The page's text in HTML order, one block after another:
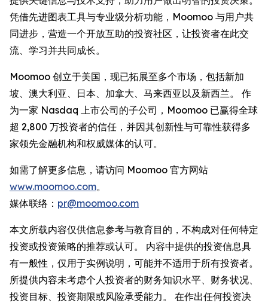
凭借先进图表工具与专业级分析功能，Moomoo 与用户共
同进步，营造一个开放互助的投资社区，让投资者在此交
流、学习并共同成长。
Moomoo 创立于美国，现已拓展至多个市场，包括新加
坡、澳大利亚、日本、加拿大、马来西亚以及新西兰。 作
为一家 Nasdaq 上市公司的子公司，Moomoo 已赢得全球
超 2,800 万投资者的信任，并因其创新性与可靠性获得多
家领先金融机构和权威媒体的认可。
如需了解更多信息，请访问 Moomoo 官方网站
www.moomoo.com。
媒体联络： pr@moomoo.com
本文所载内容仅供信息参考与教育目的，不构成对任何特定
投资或投资策略的推荐或认可。 内容中提供的投资信息具
有一般性，仅用于实例说明，可能并不适用于所有投资者。
所提供内容未考虑个人投资者的财务知识水平、财务状况、
投资目标、投资期限或风险承受能力。 在作出任何投资决